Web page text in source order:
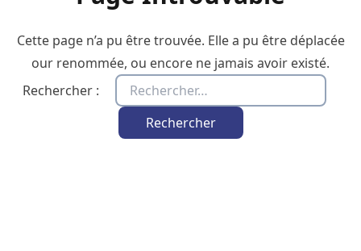
Cette page n’a pu être trouvée. Elle a pu être déplacée
our renommée, ou encore ne jamais avoir existé.
Rechercher :